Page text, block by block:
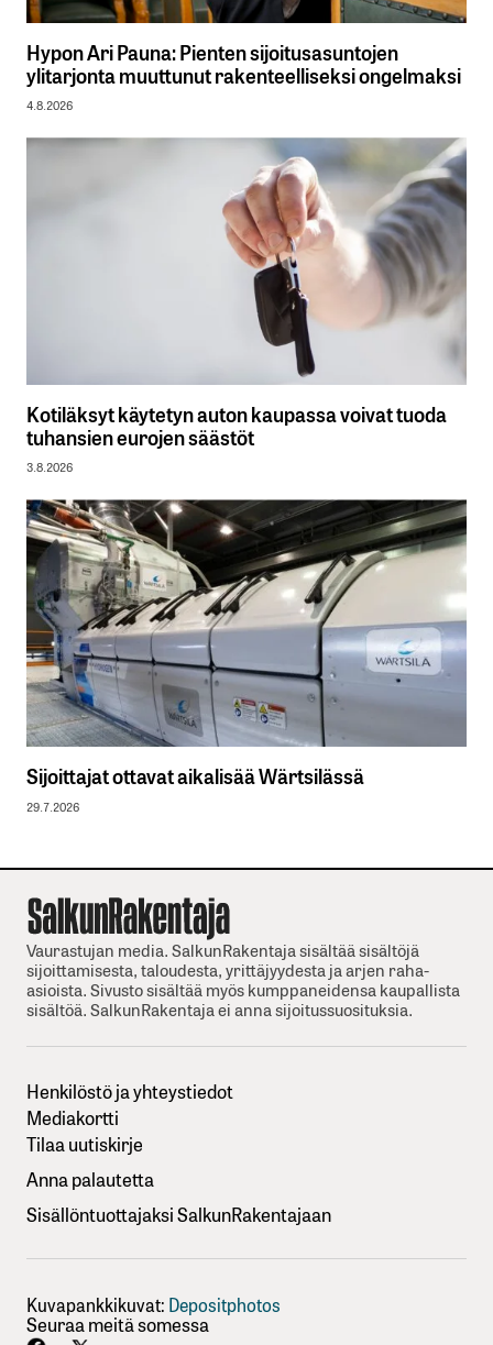
Hypon Ari Pauna: Pienten sijoitusasuntojen
ylitarjonta muuttunut rakenteelliseksi ongelmaksi
4.8.2026
Kotiläksyt käytetyn auton kaupassa voivat tuoda
tuhansien eurojen säästöt
3.8.2026
Sijoittajat ottavat aikalisää Wärtsilässä
29.7.2026
Vaurastujan media. SalkunRakentaja sisältää sisältöjä
sijoittamisesta, taloudesta, yrittäjyydesta ja arjen raha-
asioista. Sivusto sisältää myös kumppaneidensa kaupallista
sisältöä. SalkunRakentaja ei anna sijoitussuosituksia.
Henkilöstö ja yhteystiedot
Mediakortti
Tilaa uutiskirje
Anna palautetta
Sisällöntuottajaksi SalkunRakentajaan
Kuvapankkikuvat: Depositphotos
Seuraa meitä somessa